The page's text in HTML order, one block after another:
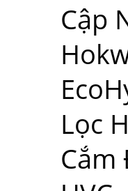
Cập
Lọc
Cắm